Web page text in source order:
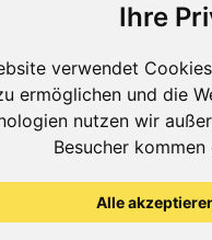
Ihre
verwendet
ermöglichen und die
nutzen wir
Besucher
Alle